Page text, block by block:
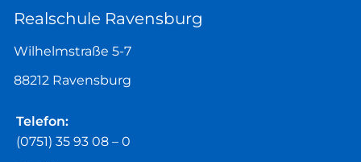
Realschule Ravensburg
Wilhelmstraße 5-7
88212 Ravensburg
Telefon:
(0751) 35 93 08 – 0